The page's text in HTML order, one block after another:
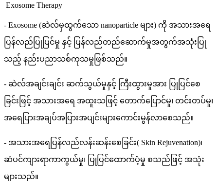
Exosome Therapy
- Exosome (ဆဲလ်မှထွက်သော nanoparticle များ) ကို အသားအရေ
ပြန်လည်ပြုပြင်မှု နှင့် ပြန်လည်တည်ဆောက်မှုအတွက်အသုံးပြု
သည့် နည်းပညာသစ်ကုသမှုဖြစ်သည်။
- ဆဲလ်အချင်းချင်း ဆက်သွယ်မှုနှင့် ကြီးထွားမှုအား ပြုပြင်စေ
ခြင်းဖြင့် အသားအရေ အထူးသဖြင့် တောက်ပြောင်မှု၊ တင်းတပ်မှု၊
အရေပြားအချပ်အပြားအပျင်းများကောင်းမွန်လာစေသည်။
- အသားအရေပြန်လည်လန်းဆန်းစေခြင်း( Skin Rejuvenation)၊
ဆံပင်ကျားရာကာကွယ်မှု၊ ပြုပြင်ထောက်ပံ့မှု စသည်ဖြင့် အသုံး
များသည်။